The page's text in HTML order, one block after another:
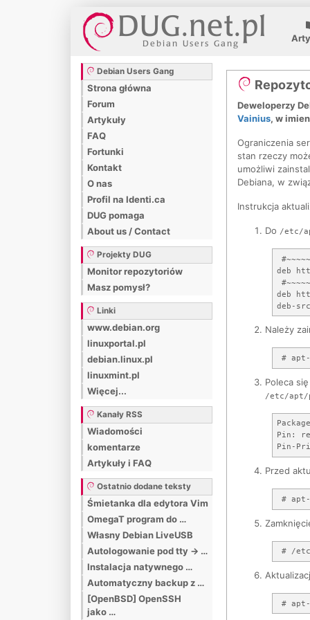
Debian Users Gang
Strona główna
Forum
Artykuły
FAQ
Fortunki
Kontakt
O nas
Profil na Identi.ca
DUG pomaga
About us / Contact
Projekty DUG
Monitor repozytoriów
Masz pomysł?
Linki
www.debian.org
linuxportal.pl
debian.linux.pl
linuxmint.pl
Więcej...
Kanały RSS
Wiadomości
komentarze
Artykuły i FAQ
Ostatnio dodane teksty
Śmietanka dla edytora Vim
OmegaT program do …
Własny Debian LiveUSB
Autologowanie pod tty -> …
Instalacja natywnego …
Automatyczny backup z …
[OpenBSD] OpenSSH
jako …
Deweloperzy
Vainius, w
Ograniczenia
stan rzeczy
umożliwi
Debiana, w
Instrukcja
Do /etc/
deb
deb
Należy
Poleca
/etc/apt/
Pin:
Przed